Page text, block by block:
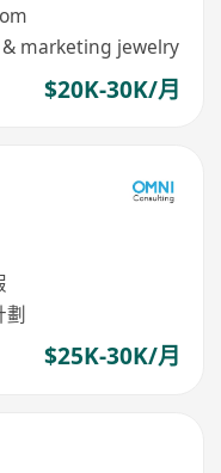
marketing jewelry
$20K-30K/月
劃
$25K-30K/月